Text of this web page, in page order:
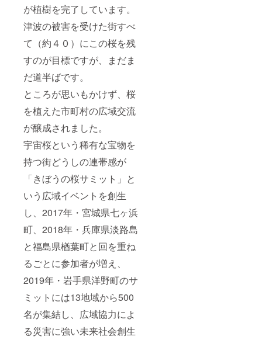
が植樹を完了しています。
津波の被害を受けた街すべ
て（約４０）にこの桜を残
すのが目標ですが、まだま
だ道半ばです。
ところが思いもかけず、桜
を植えた市町村の広域交流
が醸成されました。
宇宙桜という稀有な宝物を
持つ街どうしの連帯感が
「きぼうの桜サミット」と
いう広域イベントを創生
し、2017年・宮城県七ヶ浜
町、2018年・兵庫県淡路島
と福島県楢葉町と回を重ね
るごとに参加者が増え、
2019年・岩手県洋野町のサ
ミットには13地域から500
名が集結し、広域協力によ
る災害に強い未来社会創生